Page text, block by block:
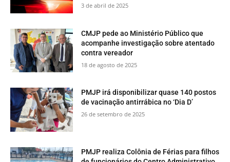
3 de abril de 2025
CMJP pede ao Ministério Público que
acompanhe investigação sobre atentado
contra vereador
18 de agosto de 2025
PMJP irá disponibilizar quase 140 postos
de vacinação antirrábica no ‘Dia D’
26 de setembro de 2025
PMJP realiza Colônia de Férias para filhos